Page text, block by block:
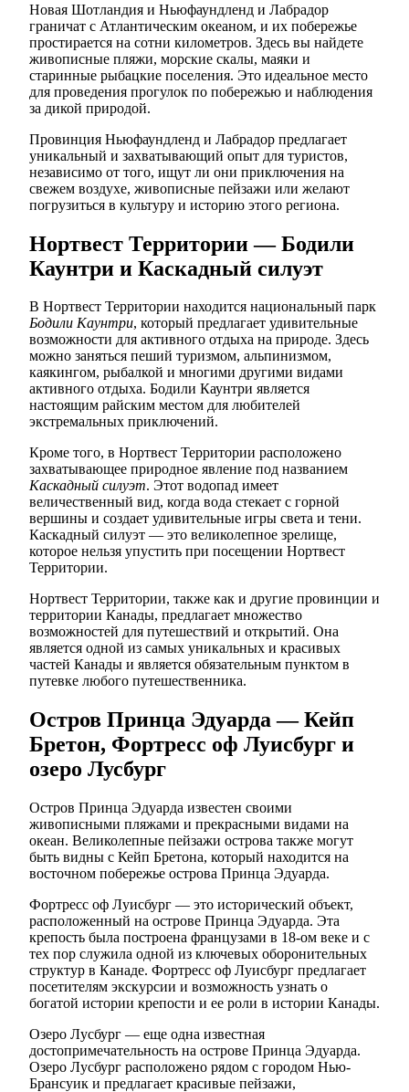
Новая Шотландия и Ньюфаундленд и Лабрадор
граничат с Атлантическим океаном, и их побережье
простирается на сотни километров. Здесь вы найдете
живописные пляжи, морские скалы, маяки и
старинные рыбацкие поселения. Это идеальное место
для проведения прогулок по побережью и наблюдения
за дикой природой.
Провинция Ньюфаундленд и Лабрадор предлагает
уникальный и захватывающий опыт для туристов,
независимо от того, ищут ли они приключения на
свежем воздухе, живописные пейзажи или желают
погрузиться в культуру и историю этого региона.
Нортвест Территории — Бодили
Каунтри и Каскадный силуэт
В Нортвест Территории находится национальный парк
Бодили Каунтри, который предлагает удивительные
возможности для активного отдыха на природе. Здесь
можно заняться пеший туризмом, альпинизмом,
каякингом, рыбалкой и многими другими видами
активного отдыха. Бодили Каунтри является
настоящим райским местом для любителей
экстремальных приключений.
Кроме того, в Нортвест Территории расположено
захватывающее природное явление под названием
Каскадный силуэт. Этот водопад имеет
величественный вид, когда вода стекает с горной
вершины и создает удивительные игры света и тени.
Каскадный силуэт — это великолепное зрелище,
которое нельзя упустить при посещении Нортвест
Территории.
Нортвест Территории, также как и другие провинции и
территории Канады, предлагает множество
возможностей для путешествий и открытий. Она
является одной из самых уникальных и красивых
частей Канады и является обязательным пунктом в
путевке любого путешественника.
Остров Принца Эдуарда — Кейп
Бретон, Фортресс оф Луисбург и
озеро Лусбург
Остров Принца Эдуарда известен своими
живописными пляжами и прекрасными видами на
океан. Великолепные пейзажи острова также могут
быть видны с Кейп Бретона, который находится на
восточном побережье острова Принца Эдуарда.
Фортресс оф Луисбург — это исторический объект,
расположенный на острове Принца Эдуарда. Эта
крепость была построена французами в 18-ом веке и с
тех пор служила одной из ключевых оборонительных
структур в Канаде. Фортресс оф Луисбург предлагает
посетителям экскурсии и возможность узнать о
богатой истории крепости и ее роли в истории Канады.
Озеро Лусбург — еще одна известная
достопримечательность на острове Принца Эдуарда.
Озеро Лусбург расположено рядом с городом Нью-
Брансуик и предлагает красивые пейзажи,